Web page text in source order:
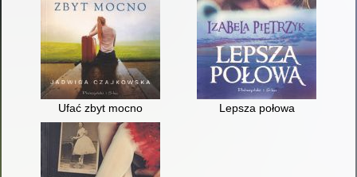
Ufać zbyt mocno Lepsza połowa